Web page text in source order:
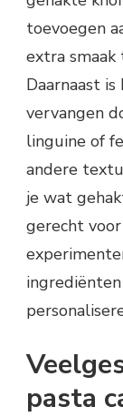
toevoegen
extra
Daarnaast
vervangen
linguine of
andere
je wat
gerecht
pasta